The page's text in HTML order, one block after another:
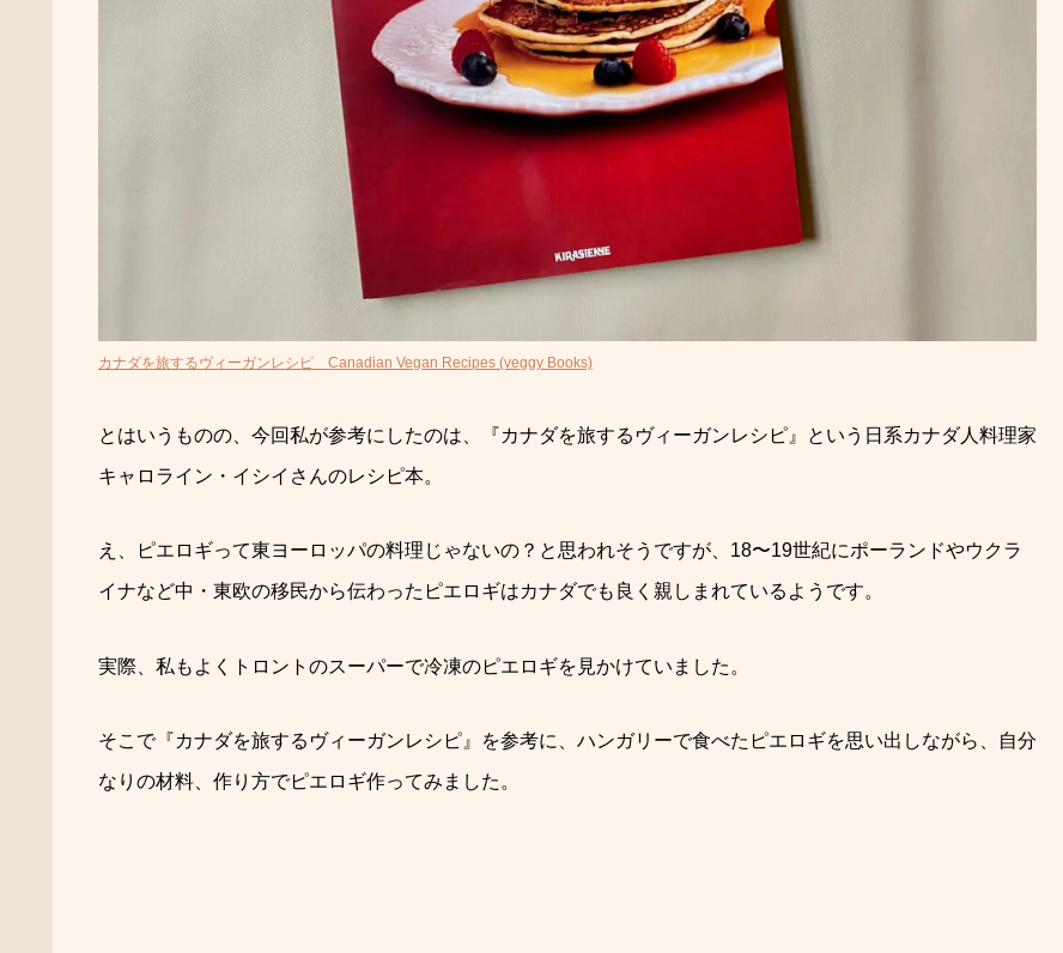
カナダを旅するヴィーガンレシピ Canadian Vegan Recipes (veggy Books)
とはいうものの、今回私が参考にしたのは、『カナダを旅するヴィーガンレシピ』という日系カナダ人料理家
キャロライン・イシイさんのレシピ本。
え、ピエロギって東ヨーロッパの料理じゃないの？と思われそうですが、18〜19世紀にポーランドやウクラ
イナなど中・東欧の移民から伝わったピエロギはカナダでも良く親しまれているようです。
実際、私もよくトロントのスーパーで冷凍のピエロギを見かけていました。
そこで『カナダを旅するヴィーガンレシピ』を参考に、ハンガリーで食べたピエロギを思い出しながら、自分
なりの材料、作り方でピエロギ作ってみました。